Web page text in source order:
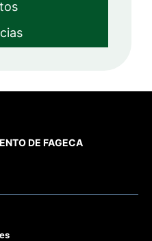
DE FAGECA